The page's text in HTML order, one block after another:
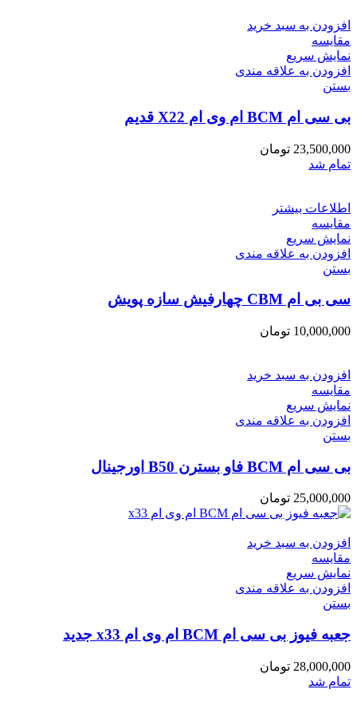
افزودن به سبد خرید
مقایسه
نمایش سریع
افزودن به علاقه مندی
بستن
بی سی ام BCM ام وی ام X22 قدیم
23,500,000 تومان
تمام شد
اطلاعات بیشتر
مقایسه
نمایش سریع
افزودن به علاقه مندی
بستن
سی بی ام CBM چهارفیش سازه پویش
10,000,000 تومان
افزودن به سبد خرید
مقایسه
نمایش سریع
افزودن به علاقه مندی
بستن
بی سی ام BCM فاو بسترن B50 اورجینال
25,000,000 تومان
افزودن به سبد خرید
مقایسه
نمایش سریع
افزودن به علاقه مندی
بستن
جعبه فیوز بی سی ام BCM ام وی ام x33 جدید
28,000,000 تومان
تمام شد